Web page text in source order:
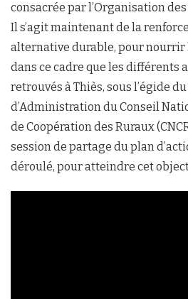
consacrée par l’Organisation
Il s’agit maintenant de la
alternative durable, pour nourrir
dans ce cadre que les différents
retrouvés à Thiès, sous l’égide
d’Administration du Conseil
de Coopération des Ruraux
session de partage du plan
déroulé, pour atteindre cet